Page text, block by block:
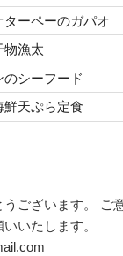
ーペーのガパオ
漁太
シーフード
天ぷら定食
うございます。 ご
いたします。